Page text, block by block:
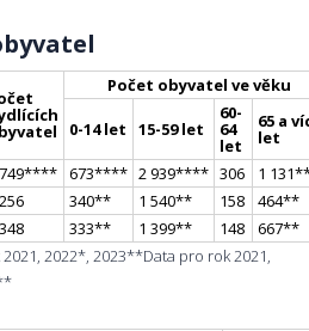
Počet obyvatel ve věku
0-14 let 15-59 let
60-
64
let
65 a
let
**** 673**** 2 939**** 306 1 131
340** 1 540** 158 464**
333** 1 399** 148 667**
2022*, 2023**Data pro rok 2021,